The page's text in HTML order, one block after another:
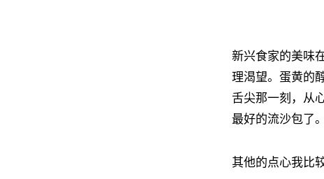
新兴食家的美味
理渴望。蛋黄的
舌尖那一刻，从
最好的流沙包了。
其他的点心我比